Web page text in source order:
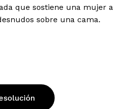
que sostiene una mujer a
sobre una cama.